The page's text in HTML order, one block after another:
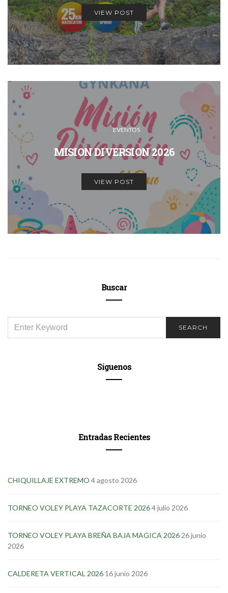
VIEW POST
EVENTOS
MISION DIVERSION 2026
VIEW POST
Buscar
FOR:
SEARCH
Síguenos
Entradas Recientes
CHIQUILLAJE EXTREMO 4 agosto 2026
TORNEO VOLEY PLAYA TAZACORTE 20264 julio 2026
TORNEO VOLEY PLAYA BREÑA BAJA MAGICA 2026 26 junio
2026
CALDERETA VERTICAL 2026 16 junio 2026